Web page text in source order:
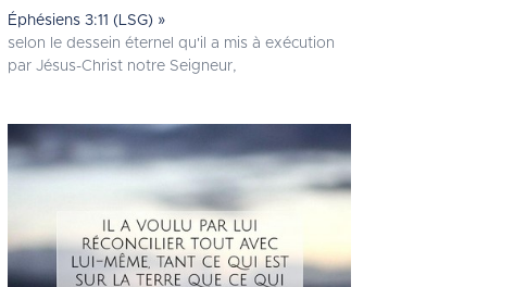
Éphésiens 3:11 (LSG) »
selon le dessein éternel qu'il a mis à exécution
par Jésus-Christ notre Seigneur,